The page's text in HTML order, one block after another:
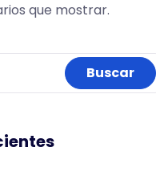
que mostrar.